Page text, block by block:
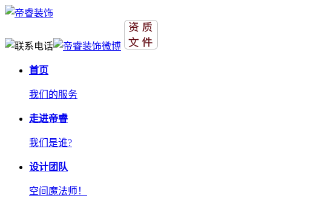
首页
我们的服务
走进帝睿
我们是谁?
设计团队
空间魔法师！